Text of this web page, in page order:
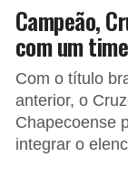
Campeão,
com um
Com o título
anterior, o
Chapecoense
integrar o